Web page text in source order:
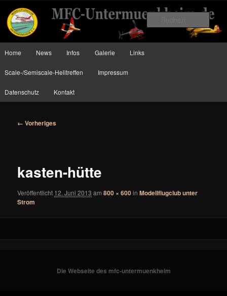
primären
Inhalt
springenMFC Untermünkheim
Planes, Helis and more….
Home News Infos Galerie Links
Scale-/Semiscale-Helitreffen Impressum
Datenschutz Kontakt
Bilder-
← Vorheriges
kasten-hütte
Veröffentlicht 12. Juni 2013 am800 × 600inModellflugclub unter
Strom
Die Webseite des mfc-untermuenkheim